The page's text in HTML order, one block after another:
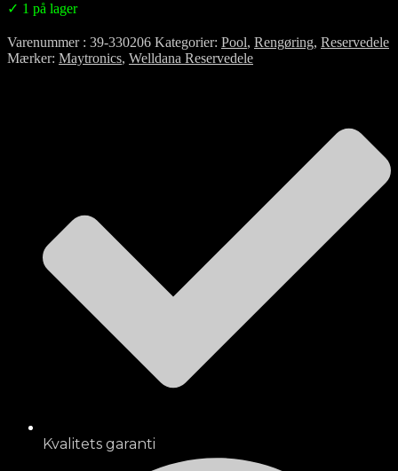
✓ 1 på lager
Varenummer 39-330206 Kategorier Pool, Rengøring, Reservedele
Mærker Maytronics, Welldana Reservedele
Kvalitets garanti